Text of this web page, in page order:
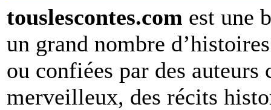
touslescontes.com est une
un grand nombre
ou confiées par des
merveilleux, des récits